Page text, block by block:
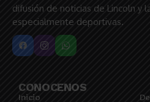
difusión de noticias de Lincoln y
especialmente deportivas.
CONOCENOS
Inicio